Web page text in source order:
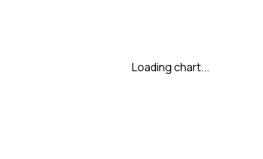
Loading chart...